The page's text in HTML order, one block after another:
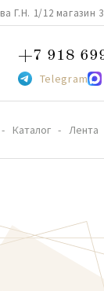
Г.Н. 1/12 магазин
+7 918
Telegram
Каталог Лента